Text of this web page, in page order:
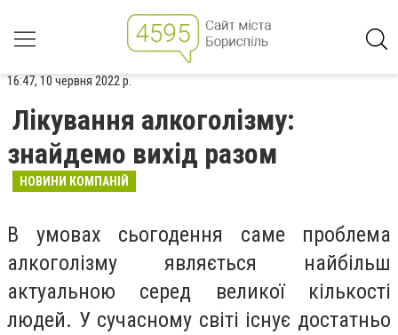
16:47, 10 червня 2022 р.
Лікування алкоголізму:
знайдемо вихід разом
НОВИНИ КОМПАНІЙ
В умовах сьогодення саме проблема
алкоголізму являється найбільш
актуальною серед великої кількості
людей. У сучасному світі існує достатньо